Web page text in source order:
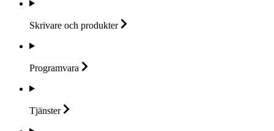
Skrivare och produkter
Programvara
Tjänster